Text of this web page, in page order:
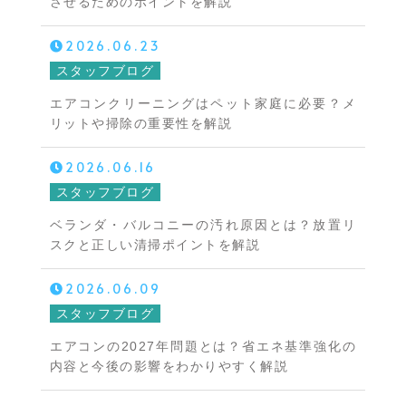
2026.06.23
スタッフブログ
エアコンクリーニングはペット家庭に必要？メ
リットや掃除の重要性を解説
2026.06.16
スタッフブログ
ベランダ・バルコニーの汚れ原因とは？放置リ
スクと正しい清掃ポイントを解説
2026.06.09
スタッフブログ
エアコンの2027年問題とは？省エネ基準強化の
内容と今後の影響をわかりやすく解説